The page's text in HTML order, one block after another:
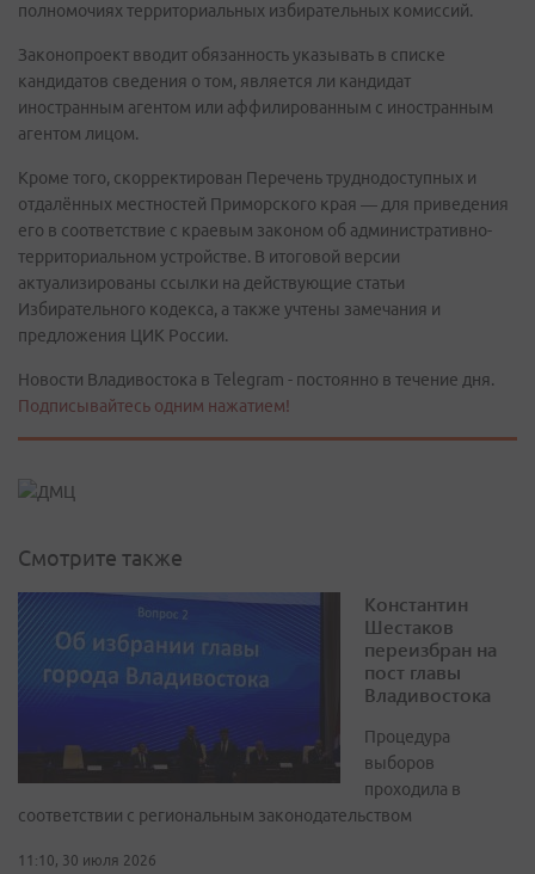
полномочиях территориальных избирательных комиссий.
Законопроект вводит обязанность указывать в списке
кандидатов сведения о том, является ли кандидат
иностранным агентом или аффилированным с иностранным
агентом лицом.
Кроме того, скорректирован Перечень труднодоступных и
отдалённых местностей Приморского края — для приведения
его в соответствие с краевым законом об административно-
территориальном устройстве. В итоговой версии
актуализированы ссылки на действующие статьи
Избирательного кодекса, а также учтены замечания и
предложения ЦИК России.
Новости Владивостока в Telegram - постоянно в течение дня.
Подписывайтесь одним нажатием!
Смотрите также
Константин
Шестаков
переизбран на
пост главы
Владивостока
Процедура
выборов
проходила в
соответствии с региональным законодательством
11:10, 30 июля 2026